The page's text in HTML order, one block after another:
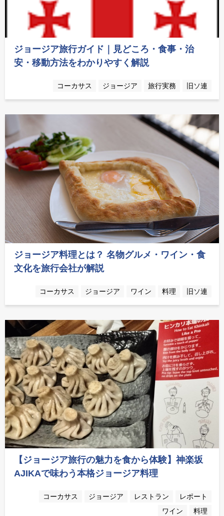
ジョージア旅行ガイド｜見どころ・食事・治
安・移動方法をわかりやすく解説
コーカサス ジョージア 旅行実務 旧ソ連
ジョージア料理とは？ 名物グルメ・ワイン・食
文化を旅行会社が解説
コーカサス ジョージア ワイン 料理 旧ソ連
【ジョージア旅行の魅力を食から体験】神楽坂
AJIKAで味わう本格ジョージア料理
コーカサス ジョージア レストラン
レポート
ワイン
料理